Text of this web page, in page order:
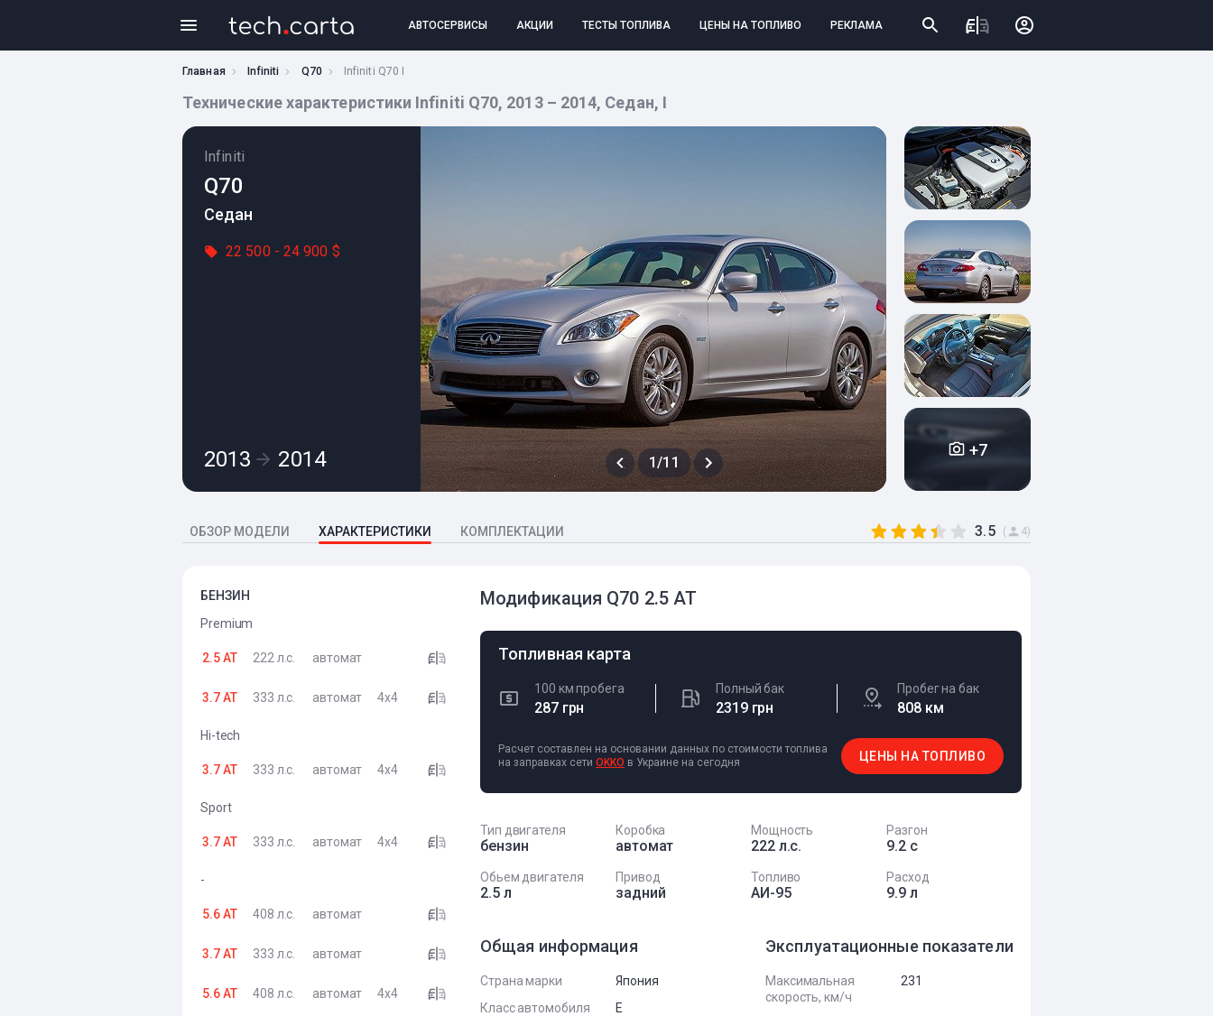
АВТОСЕРВИСЫ АКЦИИ ТЕСТЫ ТОПЛИВА ЦЕНЫ НА ТОПЛИВО РЕКЛАМА
Главная Infiniti Q70 Infiniti Q70 I
Технические характеристики Infiniti Q70, 2013 – 2014, Седан, I
Infiniti
Q70
Седан
22 500 - 24 900 $
2013 2014 1/11
+7
ОБЗОР МОДЕЛИ ХАРАКТЕРИСТИКИ КОМПЛЕКТАЦИИ 3.5 ( 4)
БЕНЗИН
Premium
2.5 AT 222 л.с. автомат
3.7 AT 333 л.с. автомат 4x4
Hi-tech
3.7 AT 333 л.с. автомат 4x4
Sport
3.7 AT 333 л.с. автомат 4x4
-
5.6 AT 408 л.с. автомат
3.7 AT 333 л.с. автомат
5.6 AT 408 л.с. автомат 4x4
Модификация Q70 2.5 AT
Топливная карта
100 км пробега
287 грн
Полный бак
2319 грн
Пробег на бак
808 км
Расчет составлен на основании данных по стоимости топлива
на заправках сети OKKO в Украине на сегодня ЦЕНЫ НА ТОПЛИВО
Тип двигателя
бензин
Коробка
автомат
Мощность
222 л.с.
Разгон
9.2 с
Обьем двигателя
2.5 л
Привод
задний
Топливо
АИ-95
Расход
9.9 л
Общая информация
Страна марки
Япония
Класс автомобиля
E
Эксплуатационные показатели
Максимальная
скорость, км/ч
231